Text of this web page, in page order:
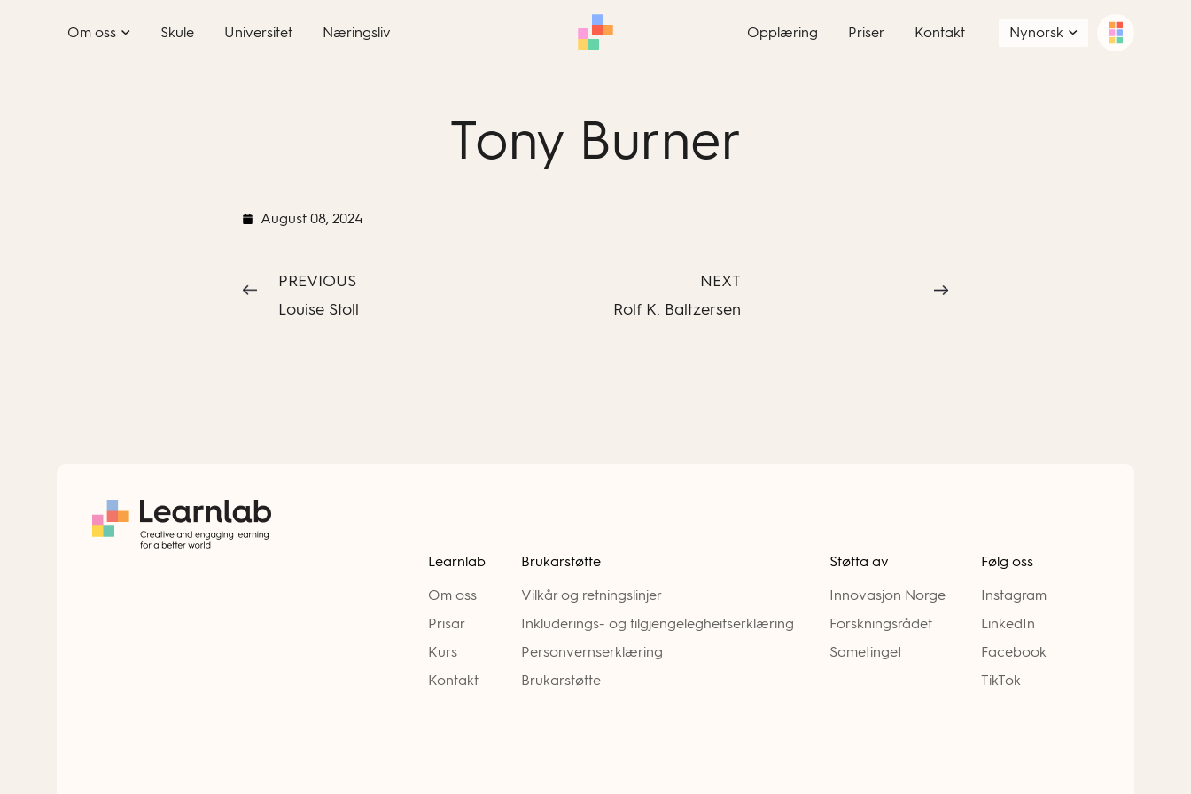
Om oss Skule Universitet Næringsliv Opplæring Priser Kontakt Nynorsk
Tony Burner
August 08, 2024
PREVIOUS
Louise Stoll
NEXT
Rolf K. Baltzersen
Learnlab
Om oss
Prisar
Kurs
Kontakt
Brukarstøtte
Vilkår og retningslinjer
Inkluderings- og tilgjengelegheitserklæring
Personvernserklæring
Brukarstøtte
Støtta av
Innovasjon Norge
Forskningsrådet
Sametinget
Følg oss
Instagram
LinkedIn
Facebook
TikTok